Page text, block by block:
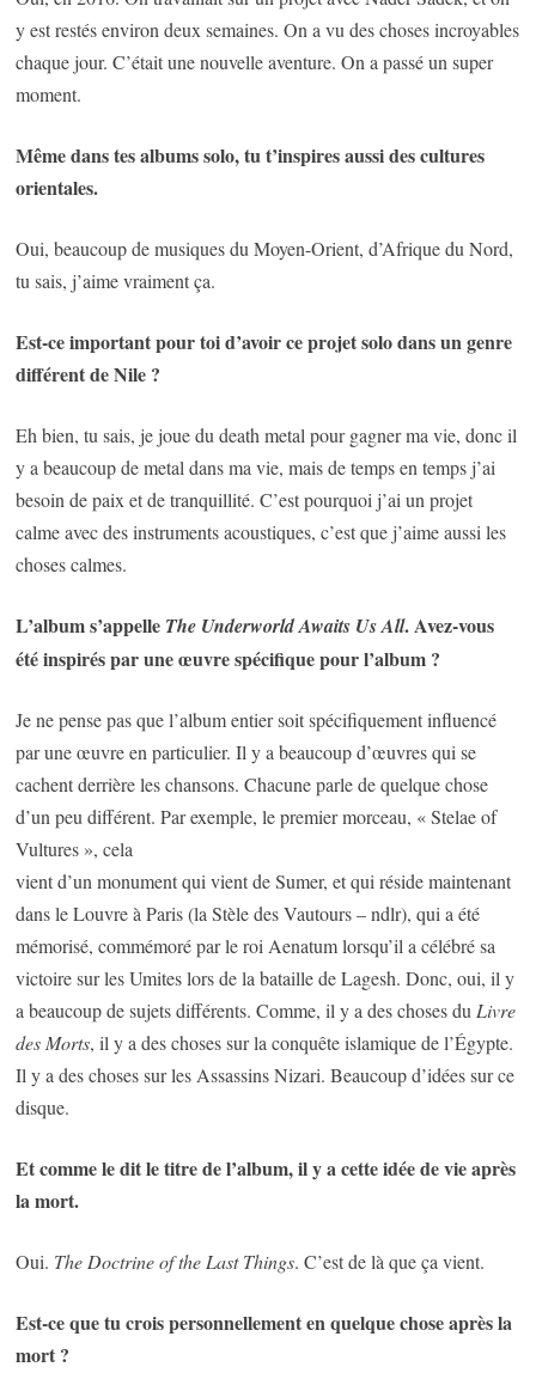
y est restés environ deux semaines. On a vu des choses incroyables
chaque jour. C’était une nouvelle aventure. On a passé un super
moment.
Même dans tes albums solo, tu t’inspires aussi des cultures
orientales.
Oui, beaucoup de musiques du Moyen-Orient, d’Afrique du Nord,
tu sais, j’aime vraiment ça.
Est-ce important pour toi d’avoir ce projet solo dans un genre
différent de Nile ?
Eh bien, tu sais, je joue du death metal pour gagner ma vie, donc il
y a beaucoup de metal dans ma vie, mais de temps en temps j’ai
besoin de paix et de tranquillité. C’est pourquoi j’ai un projet
calme avec des instruments acoustiques, c’est que j’aime aussi les
choses calmes.
L’album s’appelle The Underworld Awaits Us All. Avez-vous
été inspirés par une œuvre spécifique pour l’album ?
Je ne pense pas que l’album entier soit spécifiquement influencé
par une œuvre en particulier. Il y a beaucoup d’œuvres qui se
cachent derrière les chansons. Chacune parle de quelque chose
d’un peu différent. Par exemple, le premier morceau, « Stelae of
Vultures », cela
vient d’un monument qui vient de Sumer, et qui réside maintenant
dans le Louvre à Paris (la Stèle des Vautours – ndlr), qui a été
mémorisé, commémoré par le roi Aenatum lorsqu’il a célébré sa
victoire sur les Umites lors de la bataille de Lagesh. Donc, oui, il y
a beaucoup de sujets différents. Comme, il y a des choses du Livre
des Morts, il y a des choses sur la conquête islamique de l’Égypte.
Il y a des choses sur les Assassins Nizari. Beaucoup d’idées sur ce
disque.
Et comme le dit le titre de l’album, il y a cette idée de vie après
la mort.
Oui. The Doctrine of the Last Things. C’est de là que ça vient.
Est-ce que tu crois personnellement en quelque chose après la
mort ?